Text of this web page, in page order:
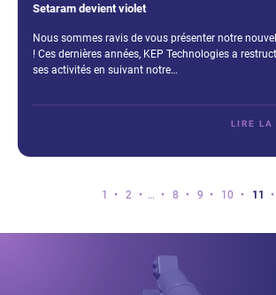
Setaram devient violet
Extrait :
Nous sommes ravis de vous présenter notre
! Ces dernières années, KEP Technologies a
ses activités en suivant notre…
LIRE LA
Page
1 Page
2 … Page
8 Page
9 Page
10 Page
11